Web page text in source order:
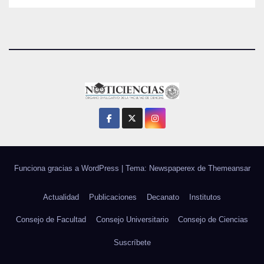
Funciona gracias a WordPress Tema: Newspaperex de Themeansar
Actualidad Publicaciones Decanato Institutos
Consejo de Facultad Consejo Universitario Consejo de Ciencias
Suscríbete